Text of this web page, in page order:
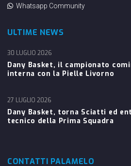
Whatsapp Community
ULTIME NEWS
Dany Basket, il campionato
interna con la Pielle Livorno
30 LUGLIO 2026
Dany Basket, torna Sciatti ed
tecnico della Prima Squadra
27 LUGLIO 2026
CONTATTI PALAMELO